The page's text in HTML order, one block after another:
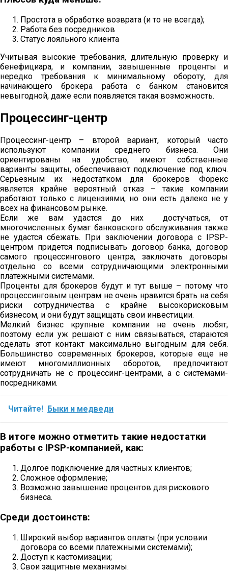
Простота в обработке возврата (и то не всегда);
Работа без посредников
Статус лояльного клиента
Учитывая высокие требования, длительную проверку и
бенефициара, и компании, завышенные проценты и
нередко требования к минимальному обороту, для
начинающего брокера работа с банком становится
невыгодной, даже если появляется такая возможность.
Процессинг-центр
Процессинг-центр – второй вариант, который часто
используют компании среднего бизнеса. Они
ориентированы на удобство, имеют собственные
варианты защиты, обеспечивают подключение под ключ.
Серьезным их недостатком для брокеров Форекс
является крайне вероятный отказ – такие компании
работают только с лицензиями, но они есть далеко не у
всех на финансовом рынке.
Если же вам удастся до них достучаться, от
многочисленных бумаг банковского обслуживания также
не удастся сбежать. При заключении договора с IPSP-
центром придется подписывать договор банка, договор
самого процессингового центра, заключать договоры
отдельно со всеми сотрудничающими электронными
платежными системами.
Проценты для брокеров будут и тут выше – потому что
процессинговым центрам не очень нравится брать на себя
риски сотрудничества с крайне высокорисковым
бизнесом, и они будут защищать свои инвестиции.
Мелкий бизнес крупные компании не очень любят,
поэтому если уж решают с ним связываться, стараются
сделать этот контакт максимально выгодным для себя.
Большинство современных брокеров, которые еще не
имеют многомиллионных оборотов, предпочитают
сотрудничать не с процессинг-центрами, а с системами-
посредниками.
Читайте! Быки и медведи
В итоге можно отметить такие недостатки
работы с IPSP-компанией, как:
Долгое подключение для частных клиентов;
Сложное оформление;
Возможно завышение процентов для рискового
бизнеса.
Среди достоинств:
Широкий выбор вариантов оплаты (при условии
договора со всеми платежными системами);
Доступ к кастомизации;
Свои защитные механизмы.